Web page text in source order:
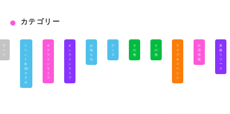
カテゴリー
す
べ
て
イ
ベ
ン
ト
出
演/
コ
ラ
ボ
オ
フ
ラ
イ
ン
ラ
イ
ブ
オ
ン
ラ
イ
ン
ラ
イ
ブ
お
知
ら
せ
グ
ッ
ズ
そ
の
他
そ
の
他
ラ
イ
ブ
＆
イ
ベ
ン
ト
出
演
情
報
楽
曲
リ
リ
ー
ス